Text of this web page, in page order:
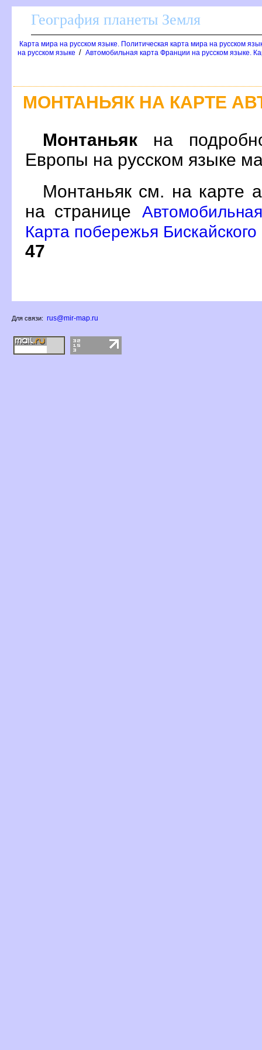
География планеты Земля
Карта мира на русском языке. Политическая карта мира на русском
на русском языке / Автомобильная карта Франции на русском языке.
МОНТАНЬЯК НА КАРТЕ
Монтаньяк на
Европы на русском языке
Монтаньяк см. на карте
на странице
Карта побережья
47
Для связи: rus@mir-map.ru